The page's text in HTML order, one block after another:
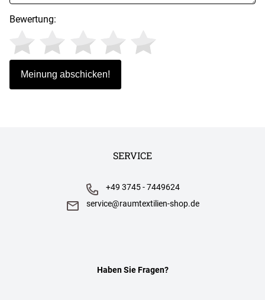
Bewertung:
SERVICE
Haben Sie Fragen?
+49 3745 - 7449624
service@raumtextilien-shop.de